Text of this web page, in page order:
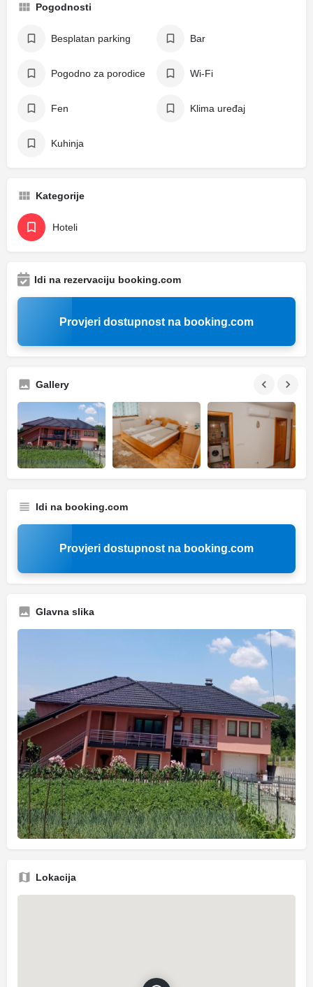
Pogodnosti
Besplatan parking Bar
Pogodno za porodice Wi-Fi
Fen Klima uređaj
Kuhinja
Kategorije
Hoteli
Idi na rezervaciju booking.com
Provjeri dostupnost na booking.com
Gallery
Idi na booking.com
Provjeri dostupnost na booking.com
Glavna slika
Lokacija